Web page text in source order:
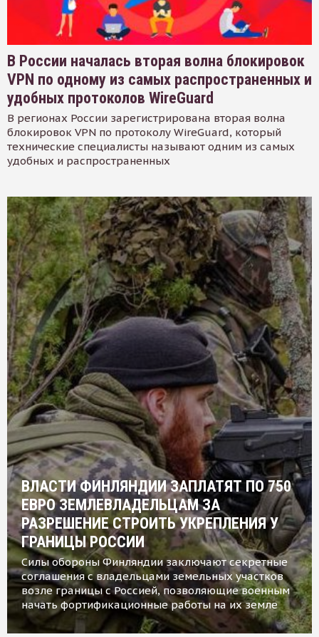
В России началась вторая волна блокировок
VPN по одному из самых распространенных и
удобных протоколов WireGuard
В регионах России зарегистрирована вторая волна
блокировок VPN по протоколу WireGuard, который
технические специалисты называют одним из самых
удобных и распространенных
ВЛАСТИ ФИНЛЯНДИИ ЗАПЛАТЯТ ПО 750
ЕВРО ЗЕМЛЕВЛАДЕЛЬЦАМ ЗА
РАЗРЕШЕНИЕ СТРОИТЬ УКРЕПЛЕНИЯ У
ГРАНИЦЫ РОССИИ
Силы обороны Финляндии заключают секретные
соглашения с владельцами земельных участков
возле границы с Россией, позволяющие военным
начать фортификационные работы на их земле